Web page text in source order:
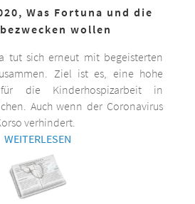
Was Fortuna und die
wollen
tut sich erneut mit begeisterten
Ziel ist es, eine hohe
für die Kinderhospizarbeit in
Auch wenn der Coronavirus
verhindert.
WEITERLESEN